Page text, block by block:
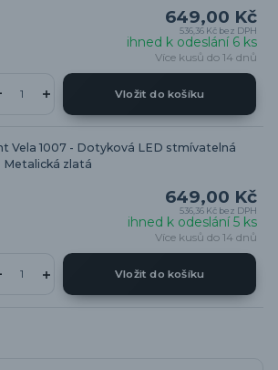
649,00 Kč
536,36 Kč bez DPH
ihned k odeslání 6 ks
Více kusů do 14 dnů
Vložit do košíku
Vela 1007 - Dotyková LED stmívatelná
Metalická zlatá
649,00 Kč
536,36 Kč bez DPH
ihned k odeslání 5 ks
Více kusů do 14 dnů
Vložit do košíku